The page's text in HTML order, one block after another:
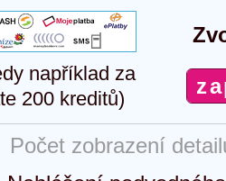
například za
200 kreditů)
Počet zobrazení